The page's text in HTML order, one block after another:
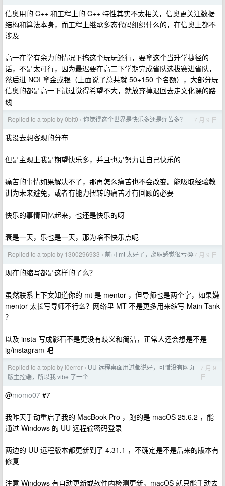
信奥用的 C++ 和工程上的 C++ 特性其实不太相关，信奥更关注数据
结构和算法本身，而工程上继承多态代码组织什么的，在信奥上都不
涉及
高一在学有余力的情况下搞这个玩玩还行，要拿这个当升学捷径的
话，不是太可行，因为最迟要在高二下学期完成省队选拔赛进省队，
然后进 NOI 拿金或银（上面说了总共就 50+150 个名额），大部分玩
信奥的都是高一下试过觉得希望不大，就放弃掉退回去走文化课的路
线
Replied to a topic by 0bit0 › 你觉得这个世界是快乐多还是痛苦多？ 7 月 9 日
我没去想客观的分布
但是主观上我是期望快乐多，并且也是努力让自己快乐的
痛苦的事情如果解决不了，那再怎么痛苦也不会改变。能吸取经验教
训为未来避免，或者有能力扭转的痛苦才有回顾的必要
快乐的事情回忆起来，也还是快乐的呀
衰是一天，乐也是一天，那为啥不快乐点呢
Replied to a topic by 1300296933 › 前司 mt 太好了，离职感觉很亏😭7 月 9 日
现在的缩写都是这样的了么？
虽然联系上下文知道你的 mt 是 mentor ，但导师也是两个字，如果嫌
mentor 太长写导师不行么？网络里 MT 不是更多用来缩写 Main Tank
？
以及 insta 写成影石不是更没有歧义和简洁，正常人还会想是不是
ig/instagram 吧
Replied to a topic by i0error › UU 远程桌面用过都说好，可惜没有网页
版主控端，所以我 vibe 了一个
7 月 9
日
@momo07 #7
我昨天手动重启了我的 MacBook Pro ，跑的是 macOS 25.6.2 ，能
通过 Windows 的 UU 远程输密码登录
两边的 UU 远程版本都更新到了 4.31.1 ，不确定是不是后来的版本有
修复
注意 Windows 有自动更新或软件内检测更新，macOS 就只能手动去